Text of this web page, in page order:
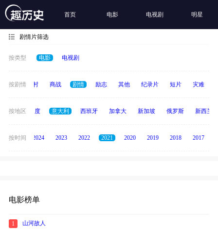
首页 电影 电视剧 明星
剧情片筛选
按类型 电影 电视剧
按剧情
历史 乡村 商战 剧情 励志 其他 纪录片 短片 灾难
按地区
泰国 印度 意大利 西班牙 加拿大 新加坡 俄罗斯 新西兰
按时间
2025 2024 2023 2022 2021 2020 2019 2018 2017
电影榜单
1 山河故人